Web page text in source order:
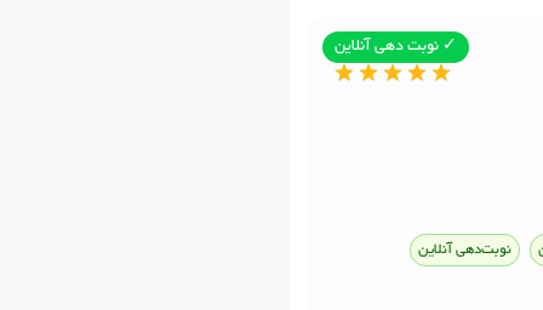
✓ نوبت دهی آنلاین
نوبت‌دهی آنلاین